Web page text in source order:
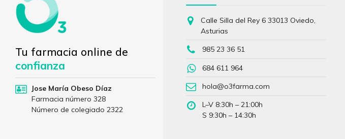
Tu farmacia online de
confianza
Jose María Obeso Díaz
Farmacia número 328
Número de colegiado 2322
Calle Silla del Rey 6 33013 Oviedo,
Asturias
985 23 36 51
684 611 964
hola@o3farma.com
L–V 8:30h – 21:00h
S 9:30h – 14:30h